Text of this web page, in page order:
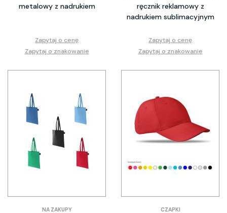
metalowy z nadrukiem
Zapytaj o cenę
Zapytaj o znakowanie
ręcznik reklamowy z
nadrukiem sublimacyjnym
Zapytaj o cenę
Zapytaj o znakowanie
NA ZAKUPY CZAPKI